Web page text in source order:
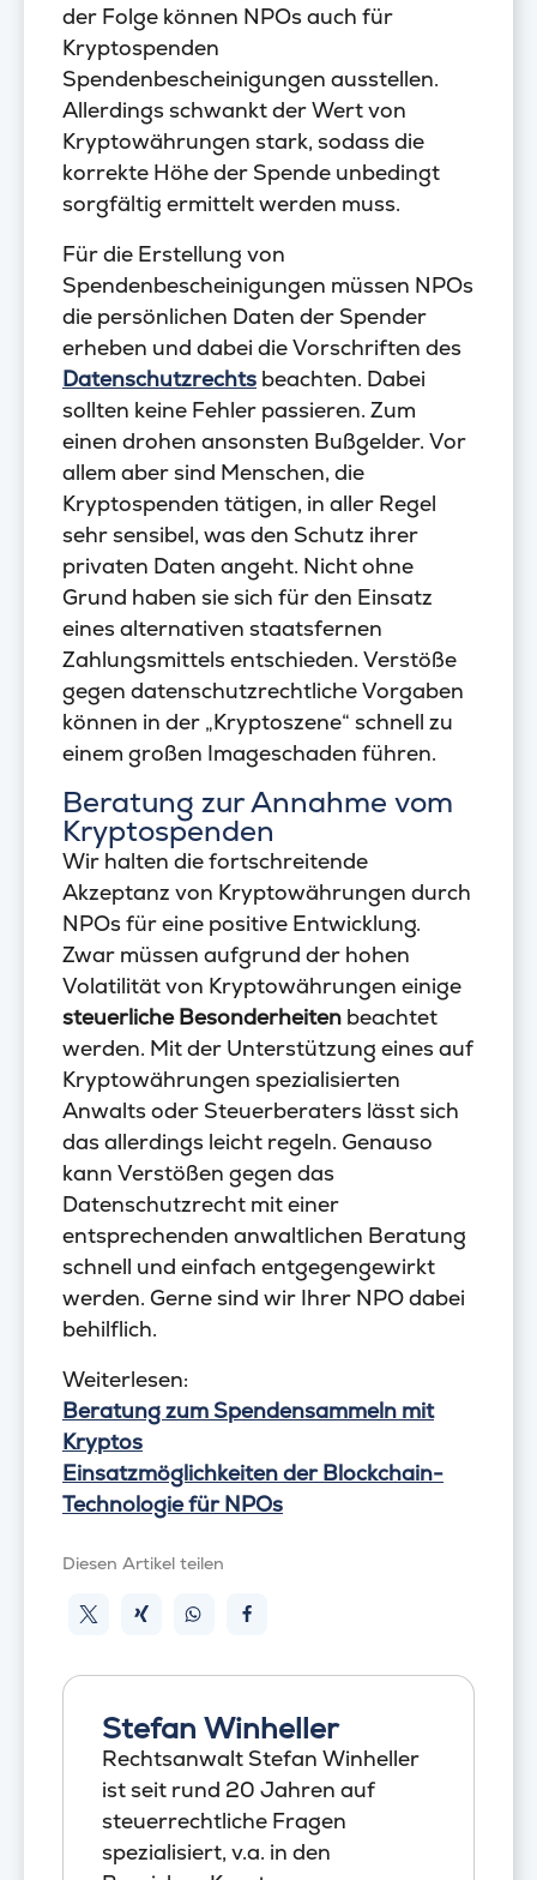
der Folge können NPOs auch für
Kryptospenden
Spendenbescheinigungen ausstellen.
Allerdings schwankt der Wert von
Kryptowährungen stark, sodass die
korrekte Höhe der Spende unbedingt
sorgfältig ermittelt werden muss.
Für die Erstellung von
Spendenbescheinigungen müssen NPOs
die persönlichen Daten der Spender
erheben und dabei die Vorschriften des
Datenschutzrechts beachten. Dabei
sollten keine Fehler passieren. Zum
einen drohen ansonsten Bußgelder. Vor
allem aber sind Menschen, die
Kryptospenden tätigen, in aller Regel
sehr sensibel, was den Schutz ihrer
privaten Daten angeht. Nicht ohne
Grund haben sie sich für den Einsatz
eines alternativen staatsfernen
Zahlungsmittels entschieden. Verstöße
gegen datenschutzrechtliche Vorgaben
können in der „Kryptoszene“ schnell zu
einem großen Imageschaden führen.
Beratung zur Annahme vom
Kryptospenden
Wir halten die fortschreitende
Akzeptanz von Kryptowährungen durch
NPOs für eine positive Entwicklung.
Zwar müssen aufgrund der hohen
Volatilität von Kryptowährungen einige
steuerliche Besonderheiten beachtet
werden. Mit der Unterstützung eines auf
Kryptowährungen spezialisierten
Anwalts oder Steuerberaters lässt sich
das allerdings leicht regeln. Genauso
kann Verstößen gegen das
Datenschutzrecht mit einer
entsprechenden anwaltlichen Beratung
schnell und einfach entgegengewirkt
werden. Gerne sind wir Ihrer NPO dabei
behilflich.
Weiterlesen:
Beratung zum Spendensammeln mit
Kryptos
Einsatzmöglichkeiten der Blockchain-
Technologie für NPOs
Diesen Artikel teilen
Stefan Winheller
Rechtsanwalt Stefan Winheller
ist seit rund 20 Jahren auf
steuerrechtliche Fragen
spezialisiert, v.a. in den